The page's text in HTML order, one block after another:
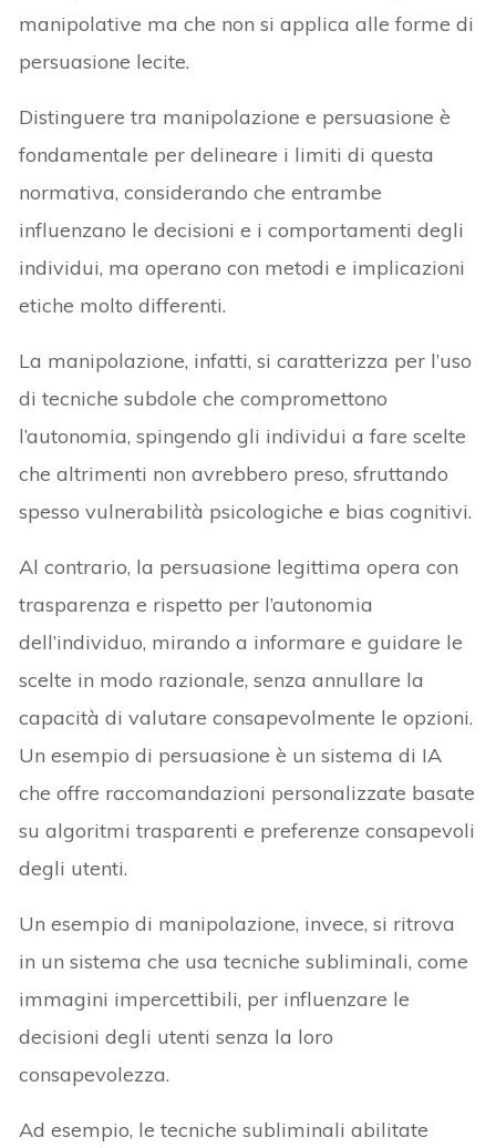
manipolative ma che non si applica alle forme di
persuasione lecite.
Distinguere tra manipolazione e persuasione è
fondamentale per delineare i limiti di questa
normativa, considerando che entrambe
influenzano le decisioni e i comportamenti degli
individui, ma operano con metodi e implicazioni
etiche molto differenti.
La manipolazione, infatti, si caratterizza per l’uso
di tecniche subdole che compromettono
l’autonomia, spingendo gli individui a fare scelte
che altrimenti non avrebbero preso, sfruttando
spesso vulnerabilità psicologiche e bias cognitivi.
Al contrario, la persuasione legittima opera con
trasparenza e rispetto per l’autonomia
dell’individuo, mirando a informare e guidare le
scelte in modo razionale, senza annullare la
capacità di valutare consapevolmente le opzioni.
Un esempio di persuasione è un sistema di IA
che offre raccomandazioni personalizzate basate
su algoritmi trasparenti e preferenze consapevoli
degli utenti.
Un esempio di manipolazione, invece, si ritrova
in un sistema che usa tecniche subliminali, come
immagini impercettibili, per influenzare le
decisioni degli utenti senza la loro
consapevolezza.
Ad esempio, le tecniche subliminali abilitate